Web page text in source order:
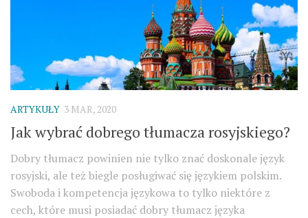
ARTYKUŁY 3 MAR, 2020
Jak wybrać dobrego tłumacza rosyjskiego?
Dobry tłumacz powinien nie tylko znać doskonale język
rosyjski, ale też biegle posługiwać się językiem polskim.
Swoboda i kompetencja językowa to tylko niektóre z
cech, które musi posiadać dobry tłumacz języka